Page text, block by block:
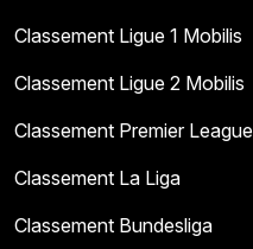
Classement Ligue 1 Mobilis
Classement Ligue 2 Mobilis
Classement Premier League
Classement La Liga
Classement Bundesliga